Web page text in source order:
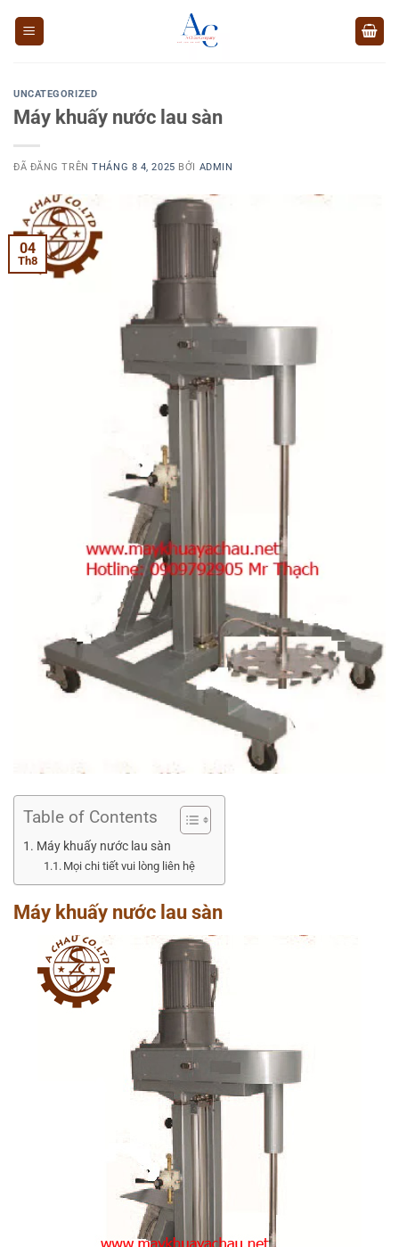
UNCATEGORIZED
Máy khuấy nước lau sàn
ĐÃ ĐĂNG TRÊNTHÁNG 8 4, 2025 BỞI ADMIN
04
Th8
Table of Contents
Máy khuấy nước lau sàn
Mọi chi tiết vui lòng liên hệ
Máy khuấy nước lau sàn